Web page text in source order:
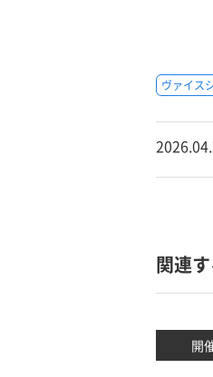
ヴァイス
関連
開